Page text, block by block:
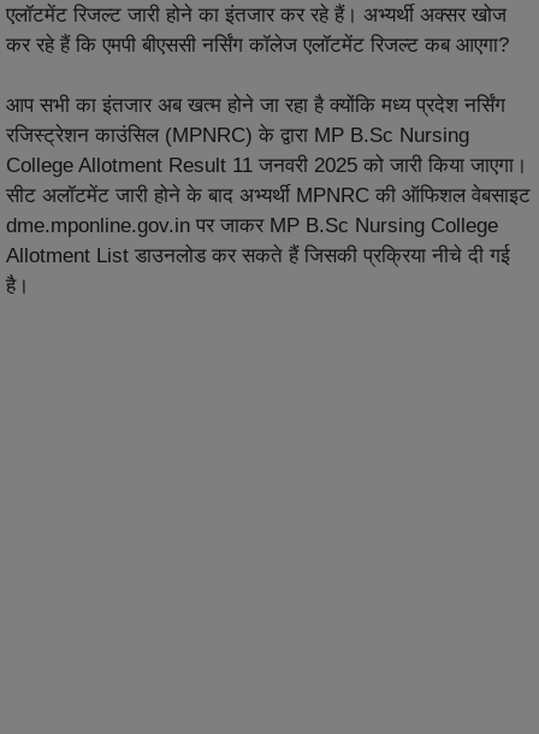
एलॉटमेंट रिजल्ट जारी होने का इंतजार कर रहे हैं। अभ्यर्थी अक्सर खोज
कर रहे हैं कि एमपी बीएससी नर्सिंग कॉलेज एलॉटमेंट रिजल्ट कब आएगा?
आप सभी का इंतजार अब खत्म होने जा रहा है क्योंकि मध्य प्रदेश नर्सिंग
रजिस्ट्रेशन काउंसिल (MPNRC) के द्वारा MP B.Sc Nursing
College Allotment Result 11 जनवरी 2025 को जारी किया जाएगा।
सीट अलॉटमेंट जारी होने के बाद अभ्यर्थी MPNRC की ऑफिशल वेबसाइट
dme.mponline.gov.in पर जाकर MP B.Sc Nursing College
Allotment List डाउनलोड कर सकते हैं जिसकी प्रक्रिया नीचे दी गई
है।